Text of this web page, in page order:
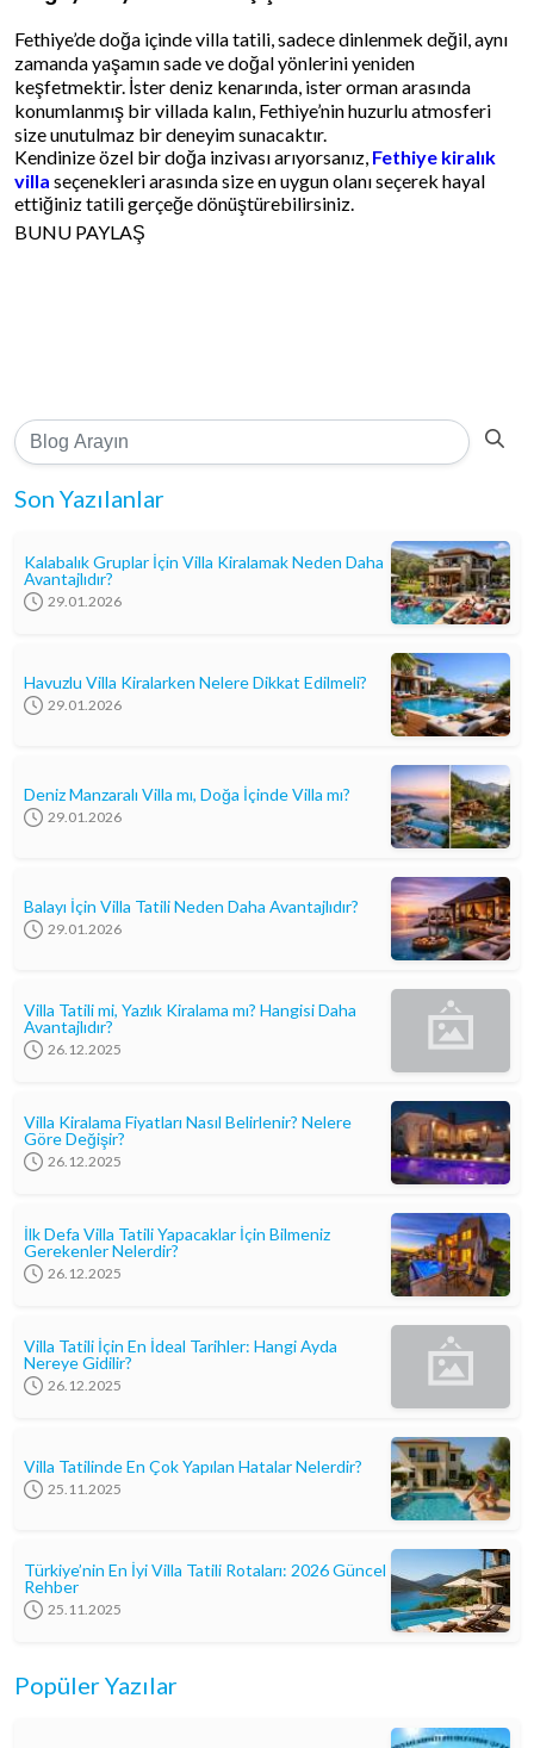
Fethiye’de doğa içinde villa tatili, sadece dinlenmek değil, aynı
zamanda yaşamın sade ve doğal yönlerini yeniden
keşfetmektir. İster deniz kenarında, ister orman arasında
konumlanmış bir villada kalın, Fethiye’nin huzurlu atmosferi
size unutulmaz bir deneyim sunacaktır.
Kendinize özel bir doğa inzivası arıyorsanız, Fethiye kiralık
villa seçenekleri arasında size en uygun olanı seçerek hayal
ettiğiniz tatili gerçeğe dönüştürebilirsiniz.
BUNU PAYLAŞ
Son Yazılanlar
Kalabalık Gruplar İçin Villa Kiralamak Neden Daha
Avantajlıdır?
29.01.2026
Havuzlu Villa Kiralarken Nelere Dikkat Edilmeli?
29.01.2026
Deniz Manzaralı Villa mı, Doğa İçinde Villa mı?
29.01.2026
Balayı İçin Villa Tatili Neden Daha Avantajlıdır?
29.01.2026
Villa Tatili mi, Yazlık Kiralama mı? Hangisi Daha
Avantajlıdır?
26.12.2025
Villa Kiralama Fiyatları Nasıl Belirlenir? Nelere
Göre Değişir?
26.12.2025
İlk Defa Villa Tatili Yapacaklar İçin Bilmeniz
Gerekenler Nelerdir?
26.12.2025
Villa Tatili İçin En İdeal Tarihler: Hangi Ayda
Nereye Gidilir?
26.12.2025
Villa Tatilinde En Çok Yapılan Hatalar Nelerdir?
25.11.2025
Türkiye’nin En İyi Villa Tatili Rotaları: 2026 Güncel
Rehber
25.11.2025
Popüler Yazılar